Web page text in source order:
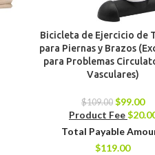
Bicicleta de Ejercicio de
para Piernas y Brazos
para Problemas
Vasculares)
$109.00 $99.00
Product Fee$
Total Payable
$119.00